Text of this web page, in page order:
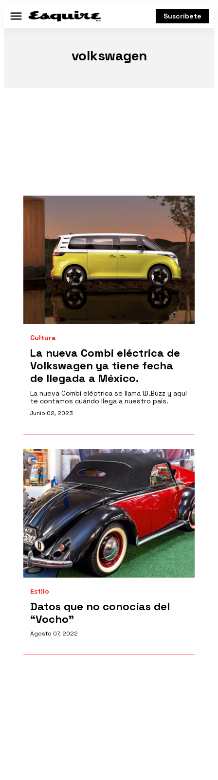
Menú Suscríbete
volkswagen
Cultura
La nueva Combi eléctrica de
Volkswagen ya tiene fecha
de llegada a México.
La nueva Combi eléctrica se llama ID.Buzz y aquí
te contamos cuándo llega a nuestro país.
Junio 02, 2023
Estilo
Datos que no conocías del
“Vocho”
Agosto 07, 2022